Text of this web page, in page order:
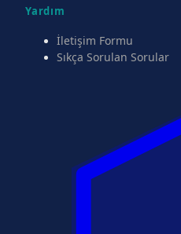
Yardım
İletişim Formu
Sıkça Sorulan Sorular